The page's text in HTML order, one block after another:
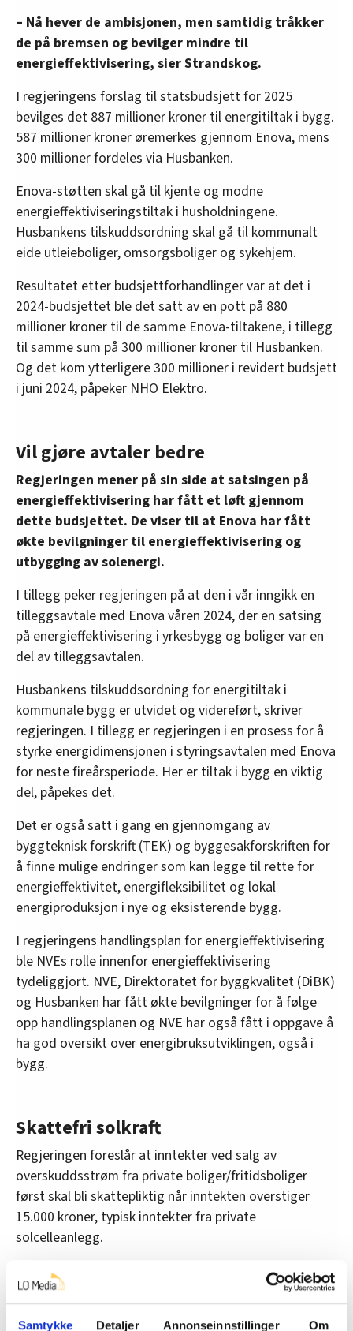
Samtykke Detaljer Annonseinnstillinger Om
– Nå hever de ambisjonen, men samtidig tråkker
de på bremsen og bevilger mindre til
energieffektivisering, sier Strandskog.
I regjeringens forslag til statsbudsjett for 2025
bevilges det 887 millioner kroner til energitiltak i bygg.
587 millioner kroner øremerkes gjennom Enova, mens
300 millioner fordeles via Husbanken.
Enova-støtten skal gå til kjente og modne
energieffektiviseringstiltak i husholdningene.
Husbankens tilskuddsordning skal gå til kommunalt
eide utleieboliger, omsorgsboliger og sykehjem.
Resultatet etter budsjettforhandlinger var at det i
2024-budsjettet ble det satt av en pott på 880
millioner kroner til de samme Enova-tiltakene, i tillegg
til samme sum på 300 millioner kroner til Husbanken.
Og det kom ytterligere 300 millioner i revidert budsjett
i juni 2024, påpeker NHO Elektro.
Vil gjøre avtaler bedre
Regjeringen mener på sin side at satsingen på
energieffektivisering har fått et løft gjennom
dette budsjettet. De viser til at Enova har fått
økte bevilgninger til energieffektivisering og
utbygging av solenergi.
I tillegg peker regjeringen på at den i vår inngikk en
tilleggsavtale med Enova våren 2024, der en satsing
på energieffektivisering i yrkesbygg og boliger var en
del av tilleggsavtalen.
Husbankens tilskuddsordning for energitiltak i
kommunale bygg er utvidet og videreført, skriver
regjeringen. I tillegg er regjeringen i en prosess for å
styrke energidimensjonen i styringsavtalen med Enova
for neste fireårsperiode. Her er tiltak i bygg en viktig
del, påpekes det.
Det er også satt i gang en gjennomgang av
byggteknisk forskrift (TEK) og byggesakforskriften for
å finne mulige endringer som kan legge til rette for
energieffektivitet, energifleksibilitet og lokal
energiproduksjon i nye og eksisterende bygg.
I regjeringens handlingsplan for energieffektivisering
ble NVEs rolle innenfor energieffektivisering
tydeliggjort. NVE, Direktoratet for byggkvalitet (DiBK)
og Husbanken har fått økte bevilgninger for å følge
opp handlingsplanen og NVE har også fått i oppgave å
ha god oversikt over energibruksutviklingen, også i
bygg.
Skattefri solkraft
Regjeringen foreslår at inntekter ved salg av
overskuddsstrøm fra private boliger/fritidsboliger
først skal bli skattepliktig når inntekten overstiger
15.000 kroner, typisk inntekter fra private
solcelleanlegg.
For inntekter over beløpsgrensen foreslår regjeringen
at det gis et sjablongfradrag for kostnader på 15